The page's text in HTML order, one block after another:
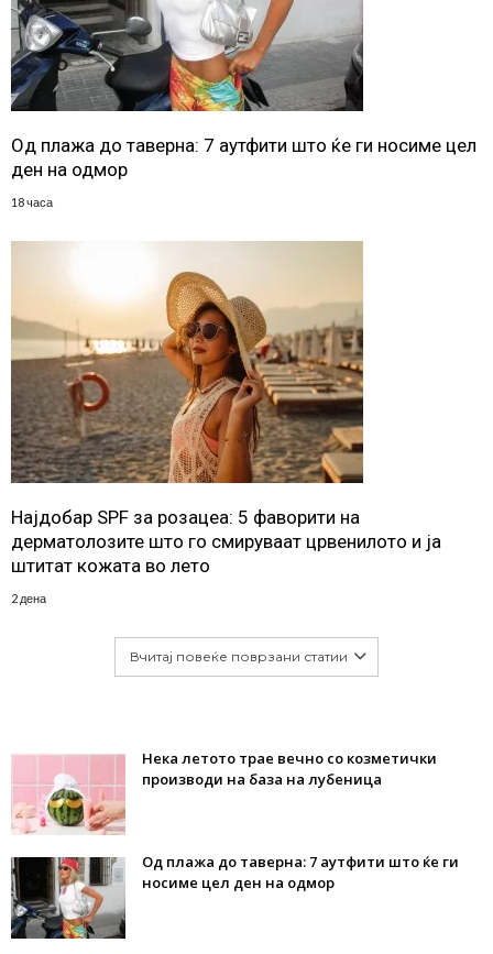
Од плажа до таверна: 7 аутфити што ќе ги носиме цел
ден на одмор
18 часа
Најдобар SPF за розацеа: 5 фаворити на
дерматолозите што го смируваат црвенилото и ја
штитат кожата во лето
2 дена
Вчитај повеќе поврзани статии
Нека летото трае вечно со козметички
производи на база на лубеница
Од плажа до таверна: 7 аутфити што ќе ги
носиме цел ден на одмор